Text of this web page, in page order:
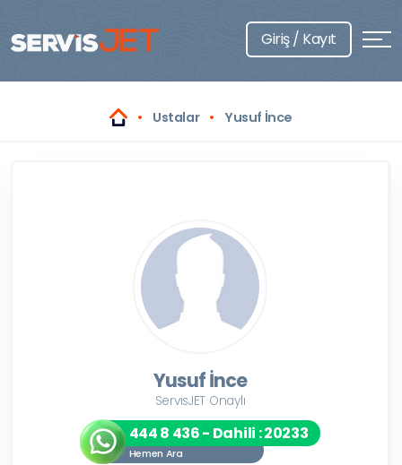
Giriş / Kayıt
Ustalar Yusuf İnce
Yusuf İnce
ServisJET Onaylı
444 8 436 - Dahili : 20233
Hemen Ara